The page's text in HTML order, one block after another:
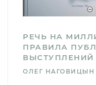
РЕЧЬ НА
ПРАВИЛА
ВЫСТУПЛЕНИЙ
ОЛЕГ НАГОВИЦЫН